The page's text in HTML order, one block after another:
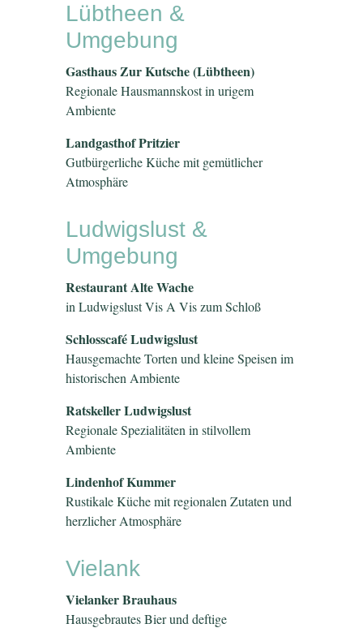
Lübtheen &
Umgebung
Gasthaus Zur Kutsche (Lübtheen)
Regionale Hausmannskost in urigem
Ambiente
Landgasthof Pritzier
Gutbürgerliche Küche mit gemütlicher
Atmosphäre
Ludwigslust &
Umgebung
Restaurant Alte Wache
in Ludwigslust Vis A Vis zum Schloß
Schlosscafé Ludwigslust
Hausgemachte Torten und kleine Speisen im
historischen Ambiente
Ratskeller Ludwigslust
Regionale Spezialitäten in stilvollem
Ambiente
Lindenhof Kummer
Rustikale Küche mit regionalen Zutaten und
herzlicher Atmosphäre
Vielank
Vielanker Brauhaus
Hausgebrautes Bier und deftige